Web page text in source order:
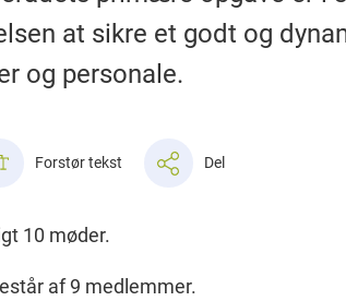
at sikre et godt og
og personale.
Forstør tekst Del
10 møder.
af 9 medlemmer.